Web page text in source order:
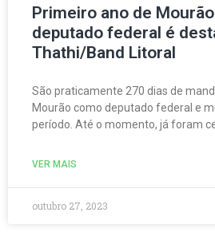
Primeiro ano de
deputado federal é
Thathi/Band Litoral
São praticamente 270 dias de
Mourão como deputado federal e
período. Até o momento, já foram
VER MAIS
outubro 27, 2023